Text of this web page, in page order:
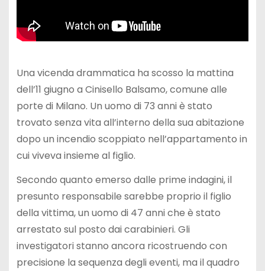
Una vicenda drammatica ha scosso la mattina
dell’11 giugno a Cinisello Balsamo, comune alle
porte di Milano. Un uomo di 73 anni è stato
trovato senza vita all’interno della sua abitazione
dopo un incendio scoppiato nell’appartamento in
cui viveva insieme al figlio.
Secondo quanto emerso dalle prime indagini, il
presunto responsabile sarebbe proprio il figlio
della vittima, un uomo di 47 anni che è stato
arrestato sul posto dai carabinieri. Gli
investigatori stanno ancora ricostruendo con
precisione la sequenza degli eventi, ma il quadro